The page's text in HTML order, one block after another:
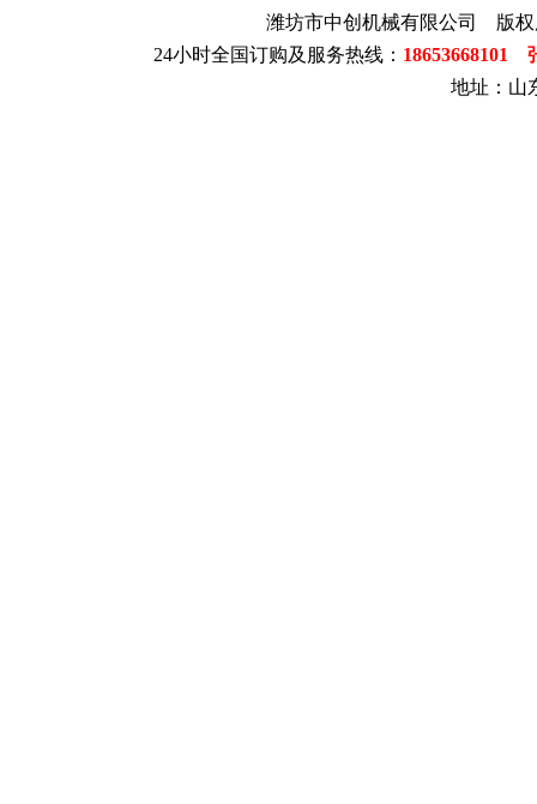
潍坊市中创机械有限公司 版
24小时全国订购及服务热线： 18653668101
地址：山